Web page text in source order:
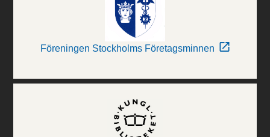
Föreningen Stockholms Företagsminnen